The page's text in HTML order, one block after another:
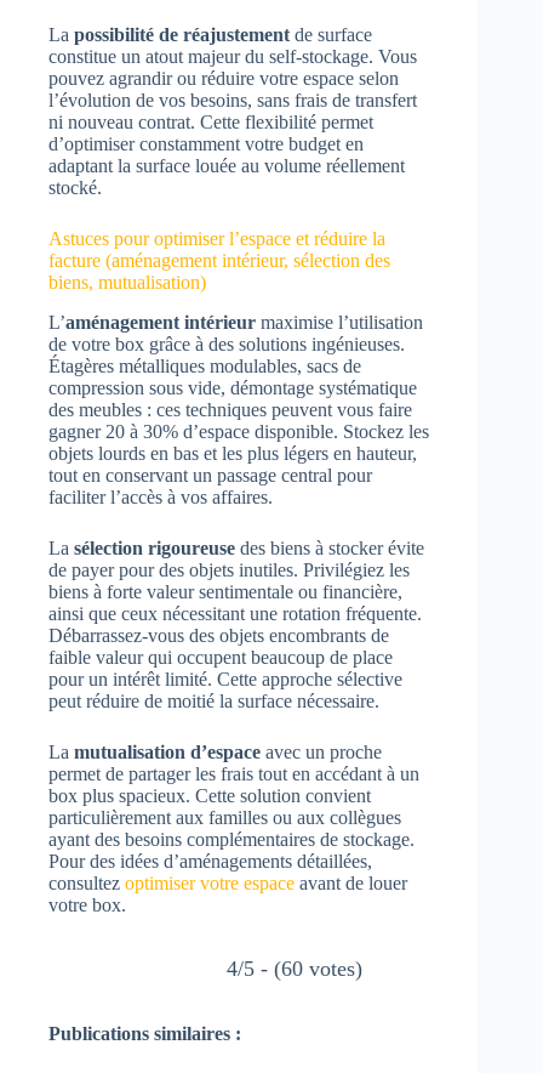
La possibilité de réajustementde surface
constitue un atout majeur du self-stockage. Vous
pouvez agrandir ou réduire votre espace selon
l’évolution de vos besoins, sans frais de transfert
ni nouveau contrat. Cette flexibilité permet
d’optimiser constamment votre budget en
adaptant la surface louée au volume réellement
stocké.
Astuces pour optimiser l’espace et réduire la
facture (aménagement intérieur, sélection des
biens, mutualisation)
L’aménagement intérieur maximise l’utilisation
de votre box grâce à des solutions ingénieuses.
Étagères métalliques modulables, sacs de
compression sous vide, démontage systématique
des meubles : ces techniques peuvent vous faire
gagner 20 à 30% d’espace disponible. Stockez les
objets lourds en bas et les plus légers en hauteur,
tout en conservant un passage central pour
faciliter l’accès à vos affaires.
La sélection rigoureuse des biens à stocker évite
de payer pour des objets inutiles. Privilégiez les
biens à forte valeur sentimentale ou financière,
ainsi que ceux nécessitant une rotation fréquente.
Débarrassez-vous des objets encombrants de
faible valeur qui occupent beaucoup de place
pour un intérêt limité. Cette approche sélective
peut réduire de moitié la surface nécessaire.
La mutualisation d’espace avec un proche
permet de partager les frais tout en accédant à un
box plus spacieux. Cette solution convient
particulièrement aux familles ou aux collègues
ayant des besoins complémentaires de stockage.
Pour des idées d’aménagements détaillées,
consultez optimiser votre espace avant de louer
votre box.
4/5 - (60 votes)
Publications similaires :